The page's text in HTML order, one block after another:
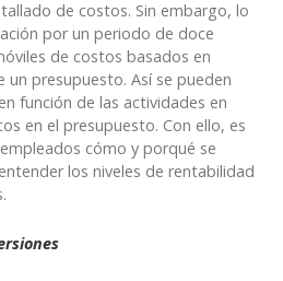
de costos. Sin embargo, lo
por un periodo de doce
de costos basados en
un presupuesto. Así se pueden
función de las actividades en
en el presupuesto. Con ello, es
cómo y porqué se
los niveles de rentabilidad